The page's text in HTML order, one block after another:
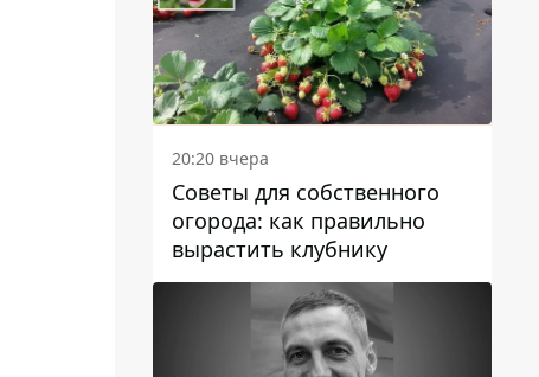
20:20 вчера
Советы для собственного
огорода: как правильно
вырастить клубнику